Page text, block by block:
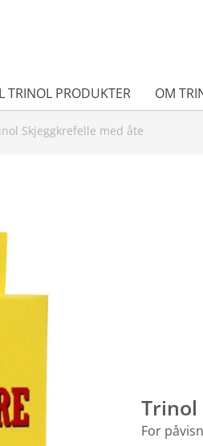
TRINOL PRODUKTER OM
Skjeggkrefelle med åte
Trinol
For